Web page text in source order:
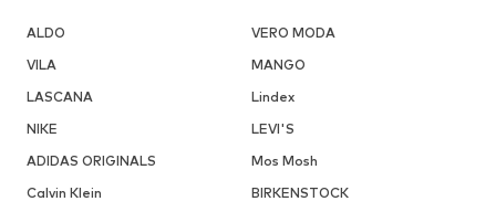
ALDO
VERO MODA
VILA
MANGO
LASCANA
Lindex
NIKE
LEVI'S
ADIDAS ORIGINALS
Mos Mosh
Calvin Klein
BIRKENSTOCK